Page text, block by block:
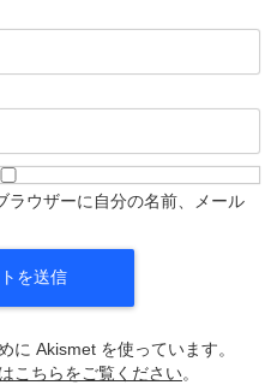
ラウザーに自分の名前、メール
に Akismet を使っています。
こちらをご覧ください。